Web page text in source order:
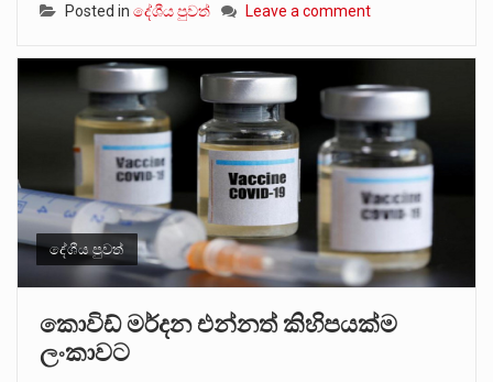
Posted in දේශීය පුවත් Leave a comment
දේශීය පුවත්
කොවිඩ් මර්දන එන්නත් කිහිපයක්ම
ලංකාවට